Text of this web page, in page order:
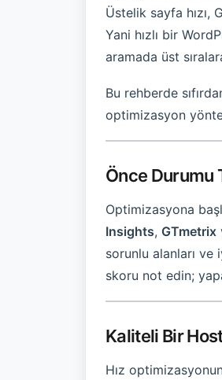
Üstelik sayfa hızı,
Yani hızlı bir
aramada üst
Bu rehberde
optimizasyon
Önce Durumu
Optimizasyona
Insights, GTmetrix
sorunlu alanları ve
skoru not edin;
Kaliteli Bir
Hız